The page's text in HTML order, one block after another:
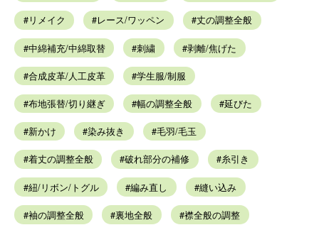
リメイク レース/ワッペン 丈の調整全般
中綿補充/中綿取替 刺繍 剥離/焦げた
合成皮革/人工皮革 学生服/制服
布地張替/切り継ぎ 幅の調整全般 延びた
新かけ 染み抜き 毛羽/毛玉
着丈の調整全般 破れ部分の補修 糸引き
紐/リボン/トグル 編み直し 縫い込み
袖の調整全般 裏地全般 襟全般の調整